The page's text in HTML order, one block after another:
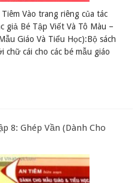
Vào trang riêng của tác
giả Bé Tập Viết Và Tô Màu –
Giáo Và Tiểu Học):Bộ sách
chữ cái cho các bé mẫu giáo
8: Ghép Vần (Dành Cho